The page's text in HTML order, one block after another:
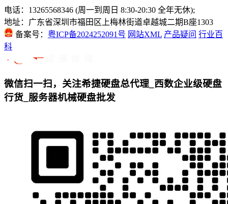
电话：13265568346 (周一到周日 8:30-20:30 全年无休);
地址：广东省深圳市福田区上梅林街道卓越城二期B座1303
备案号： 粤ICP备2024252091号 网站XML 产品疑问 行业百
科
微信扫一扫，关注希捷硬盘总代理_西数企业级硬盘
行货_服务器机械硬盘批发